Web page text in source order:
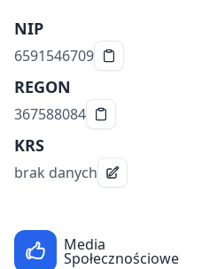
NIP
6591546709
REGON
367588084
KRS
brak danych
Media
Społecznościowe